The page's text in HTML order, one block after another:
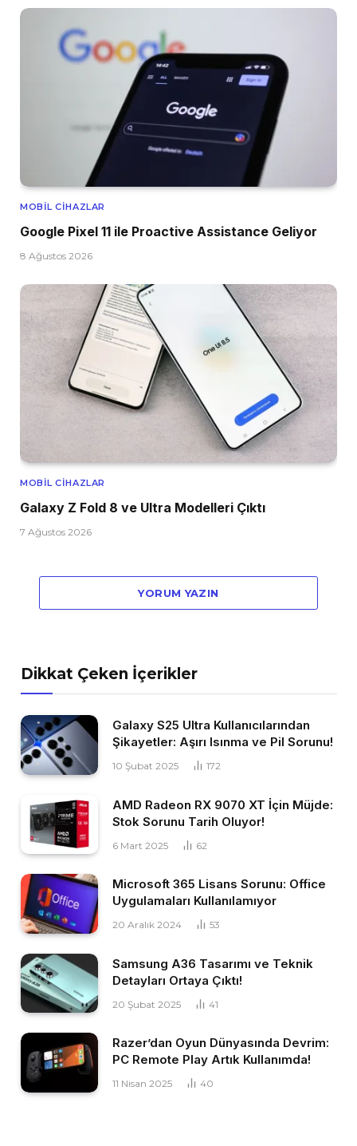
MOBIL CIHAZLAR
Google Pixel 11 ile Proactive Assistance Geliyor
8 Ağustos 2026
MOBIL CIHAZLAR
Galaxy Z Fold 8 ve Ultra Modelleri Çıktı
7 Ağustos 2026
YORUM YAZIN
Dikkat Çeken İçerikler
Galaxy S25 Ultra Kullanıcılarından
Şikayetler: Aşırı Isınma ve Pil Sorunu!
10 Şubat 2025 172
AMD Radeon RX 9070 XT İçin Müjde:
Stok Sorunu Tarih Oluyor!
6 Mart 2025 62
Microsoft 365 Lisans Sorunu: Office
Uygulamaları Kullanılamıyor
20 Aralık 2024 53
Samsung A36 Tasarımı ve Teknik
Detayları Ortaya Çıktı!
20 Şubat 2025 41
Razer’dan Oyun Dünyasında Devrim:
PC Remote Play Artık Kullanımda!
11 Nisan 2025 40